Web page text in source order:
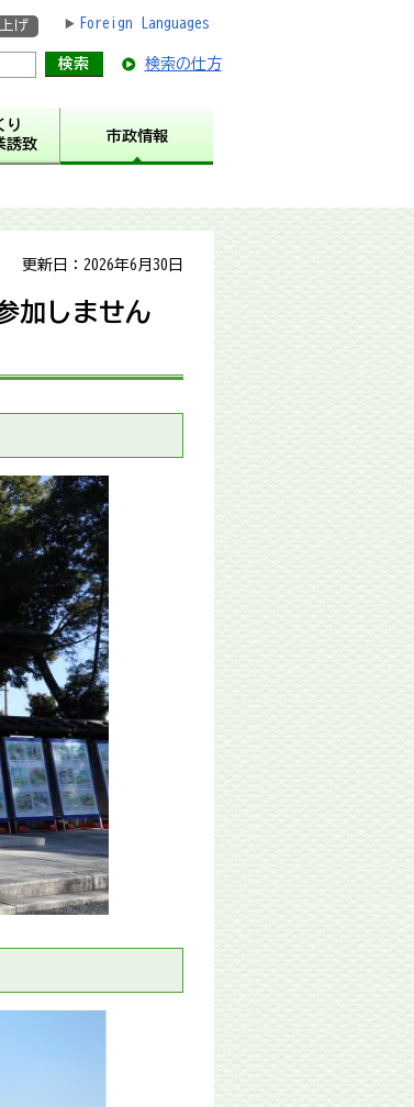
げ Foreign Languages
検索の仕方
り
誘致
市政情報
更新日：2026年6月30日
加しません